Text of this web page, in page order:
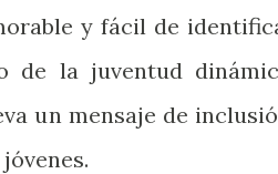
y fácil de
de la juventud
un mensaje de